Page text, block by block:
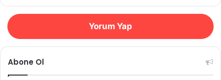
Yorum Yap
Abone Ol